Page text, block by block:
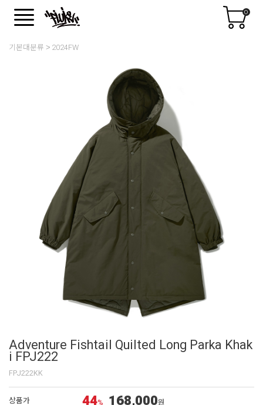
0
기본대분류 2024FW
Adventure Fishtail Quilted Long Parka Khak
i FPJ222
FPJ222KK
상품가 44% 168,000원